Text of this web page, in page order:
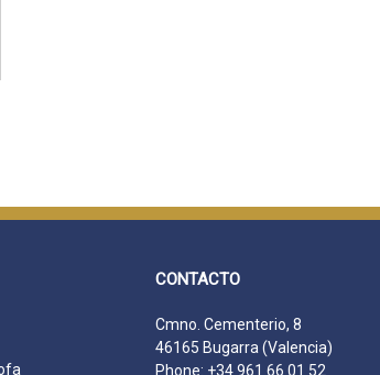
CONTACTO
Cmno. Cementerio, 8
46165 Bugarra (Valencia)
Phone: +34 961 66 01 52